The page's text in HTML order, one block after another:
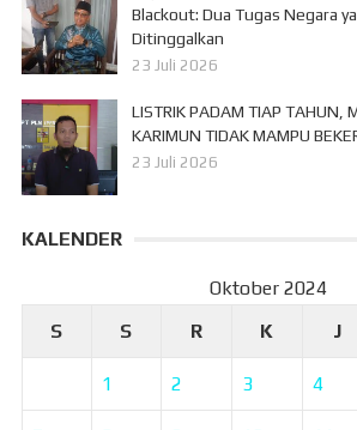
Blackout: Dua Tugas Negara
Ditinggalkan
23 Juli 2026
LISTRIK PADAM TIAP TAHUN,
KARIMUN TIDAK MAMPU
23 Juli 2026
KALENDER
Oktober 2024
S
S R K J
1 2 3 4